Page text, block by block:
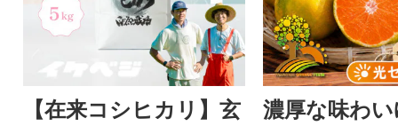
【在来コシヒカリ】玄
濃厚な味わ